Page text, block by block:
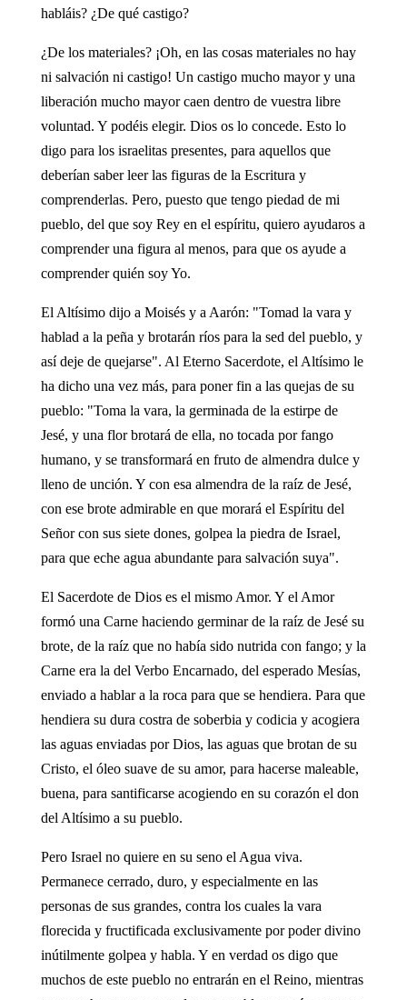
habláis? ¿De qué castigo?
¿De los materiales? ¡Oh, en las cosas materiales no hay
ni salvación ni castigo! Un castigo mucho mayor y una
liberación mucho mayor caen dentro de vuestra libre
voluntad. Y podéis elegir. Dios os lo concede. Esto lo
digo para los israelitas presentes, para aquellos que
deberían saber leer las figuras de la Escritura y
comprenderlas. Pero, puesto que tengo piedad de mi
pueblo, del que soy Rey en el espíritu, quiero ayudaros a
comprender una figura al menos, para que os ayude a
comprender quién soy Yo.
El Altísimo dijo a Moisés y a Aarón: "Tomad la vara y
hablad a la peña y brotarán ríos para la sed del pueblo, y
así deje de quejarse". Al Eterno Sacerdote, el Altísimo le
ha dicho una vez más, para poner fin a las quejas de su
pueblo: "Toma la vara, la germinada de la estirpe de
Jesé, y una flor brotará de ella, no tocada por fango
humano, y se transformará en fruto de almendra dulce y
lleno de unción. Y con esa almendra de la raíz de Jesé,
con ese brote admirable en que morará el Espíritu del
Señor con sus siete dones, golpea la piedra de Israel,
para que eche agua abundante para salvación suya".
El Sacerdote de Dios es el mismo Amor. Y el Amor
formó una Carne haciendo germinar de la raíz de Jesé su
brote, de la raíz que no había sido nutrida con fango; y la
Carne era la del Verbo Encarnado, del esperado Mesías,
enviado a hablar a la roca para que se hendiera. Para que
hendiera su dura costra de soberbia y codicia y acogiera
las aguas enviadas por Dios, las aguas que brotan de su
Cristo, el óleo suave de su amor, para hacerse maleable,
buena, para santificarse acogiendo en su corazón el don
del Altísimo a su pueblo.
Pero Israel no quiere en su seno el Agua viva.
Permanece cerrado, duro, y especialmente en las
personas de sus grandes, contra los cuales la vara
florecida y fructificada exclusivamente por poder divino
inútilmente golpea y habla. Y en verdad os digo que
muchos de este pueblo no entrarán en el Reino, mientras